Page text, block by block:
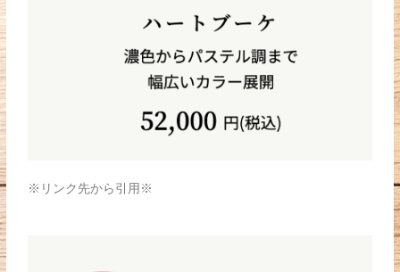
※リンク先から引用※